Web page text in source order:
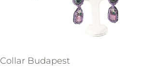
Collar Budapest